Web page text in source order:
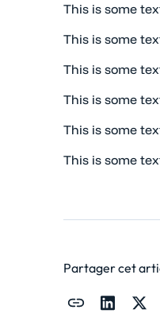
This is some
This is some
This is some
This is some
This is some
This is some
Partager cet